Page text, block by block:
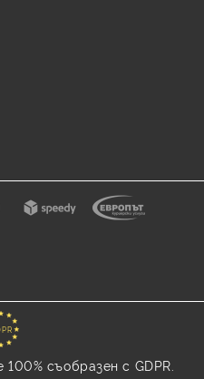
съобразен с GDPR.